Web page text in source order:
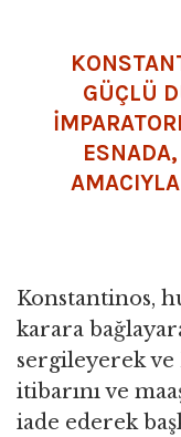
GÜÇLÜ
Konstantinos,
karara
sergileyerek ve
itibarını ve
iade ederek